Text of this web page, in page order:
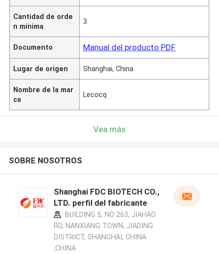
Cantidad de orde
n mínima
3
Documento Manual del producto PDF
Lugar de origen Shanghai, China
Nombre de la mar
ca
Lecocq
Vea más
SOBRE NOSOTROS
Shanghai FDC BIOTECH CO.,
LTD. perfil del fabricante
BUILDING 5, NO 263, JIAHAO
RD, NANXIANG TOWN, JIADING
DISTRICT, SHANGHAI, CHINA
,CHINA